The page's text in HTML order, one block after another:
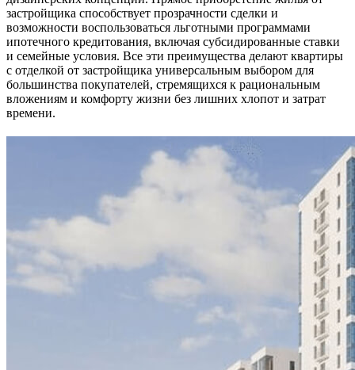
застройщика способствует прозрачности сделки и
возможности воспользоваться льготными программами
ипотечного кредитования, включая субсидированные ставки
и семейные условия. Все эти преимущества делают квартиры
с отделкой от застройщика универсальным выбором для
большинства покупателей, стремящихся к рациональным
вложениям и комфорту жизни без лишних хлопот и затрат
времени.